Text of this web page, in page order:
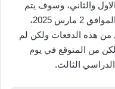
والثاني، وسوف يتم
ويبدأ الفصل الدراسي الثالث يوم الأحد الموافق 2 مارس 2025،
هذه الدفعات ولكن لم
من المتوقع في يوم